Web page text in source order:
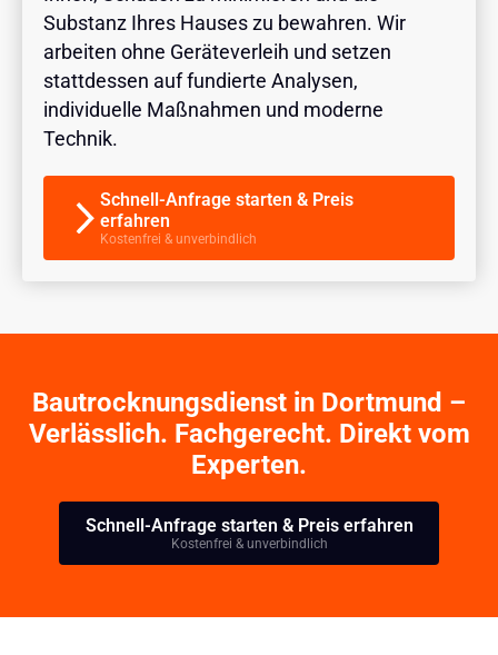
Substanz Ihres Hauses zu bewahren. Wir
arbeiten ohne Geräteverleih und setzen
stattdessen auf fundierte Analysen,
individuelle Maßnahmen und moderne
Technik.
Schnell-Anfrage starten & Preis
erfahren
Kostenfrei & unverbindlich
Bautrocknungsdienst in Dortmund –
Verlässlich. Fachgerecht. Direkt vom
Experten.
Schnell-Anfrage starten & Preis erfahren
Kostenfrei & unverbindlich